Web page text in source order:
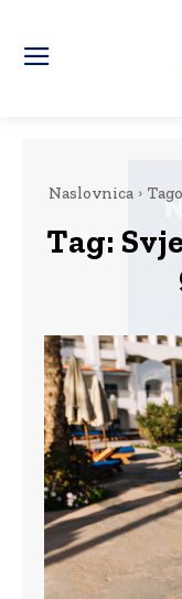
Naslovnica
Tag: